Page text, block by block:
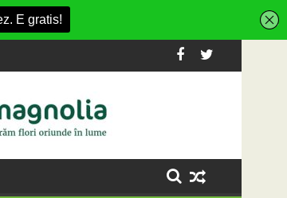
SportinCluj: Cine este fotbalistul cu două diplome